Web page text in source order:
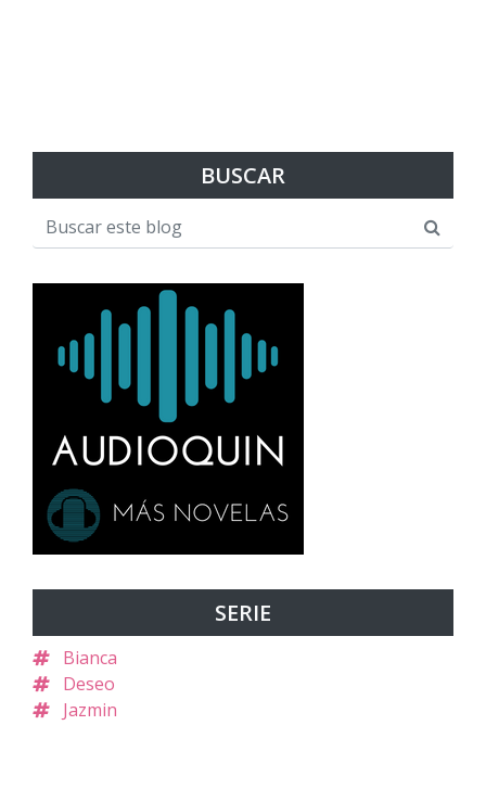
BUSCAR
SERIE
Bianca
Deseo
Jazmin